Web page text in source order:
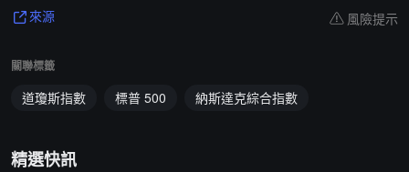
來源 風險提示
關聯標籤
道瓊斯指數 標普 500 納斯達克綜合指數
精選快訊